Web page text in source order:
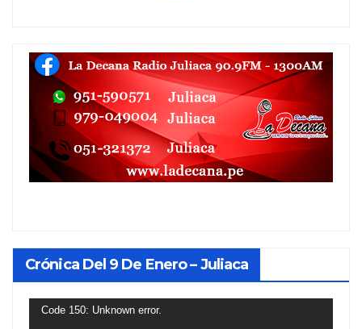
Crónica Del 9 De Enero – Juliaca
Reproductor
Code 150: Unknown error.